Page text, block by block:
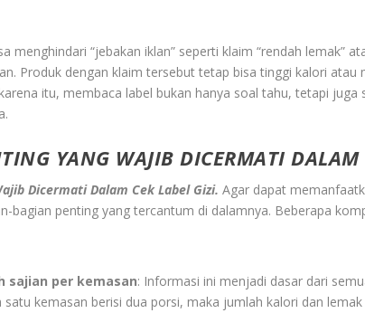
menghindari “jebakan iklan” seperti klaim “rendah lemak”
Produk dengan klaim tersebut tetap bisa tinggi kalori atau
itu, membaca label bukan hanya soal tahu, tetapi juga
YANG WAJIB DICERMATI DALAM
Dicermati Dalam Cek Label Gizi.Agar dapat
bagian penting yang tercantum di dalamnya. Beberapa
sajian per kemasan: Informasi ini menjadi dasar dari
kemasan berisi dua porsi, maka jumlah kalori dan